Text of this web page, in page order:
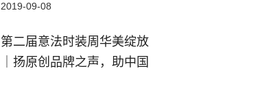
2019-09-08
第二届意法时装周华美绽放
｜扬原创品牌之声，助中国